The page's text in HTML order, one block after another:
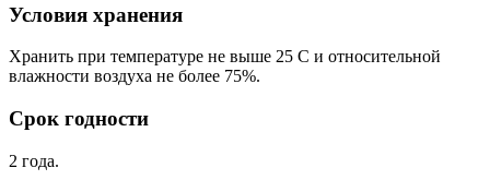
Условия хранения
Хранить при температуре не выше 25 С и относительной
влажности воздуха не более 75%.
Срок годности
2 года.